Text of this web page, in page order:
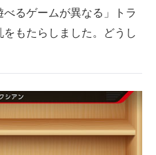
るゲームが異なる」トラ
もたらしました。どうし